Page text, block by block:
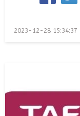
Posted
2023-12-28 15:34:37